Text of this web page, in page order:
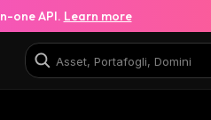
one API. Learn more